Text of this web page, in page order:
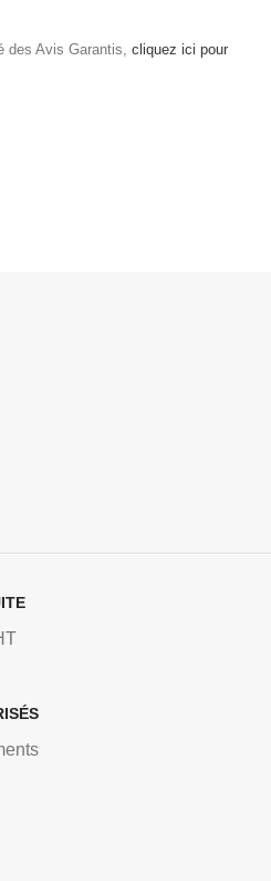
des Avis Garantis, cliquez ici pour